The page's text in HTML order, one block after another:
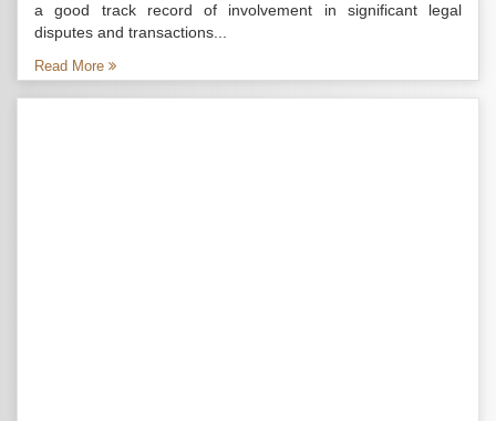
a good track record of involvement in significant legal
disputes and transactions...
Read More